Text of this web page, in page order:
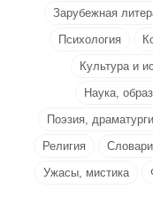
Зарубежная
Психология
Культура и
Наука,
Поэзия,
Религия
Ужасы, мистика